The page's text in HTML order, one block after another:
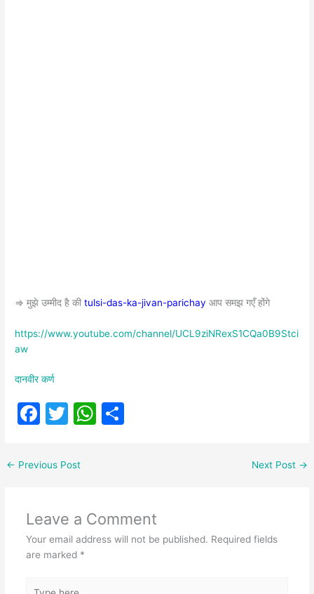
⇒ मुझे उम्मीद है कीtulsi-das-ka-jivan-parichay आप समझ गएँ होंगे
https://www.youtube.com/channel/UCL9ziNRexS1CQa0B9Stci
aw
दानवीर कर्ण
F
c
o
o
T
itt
W
p
p
← Previous Post Next Post →
Leave a Comment
Your email address will not be published. Required fields
are marked *